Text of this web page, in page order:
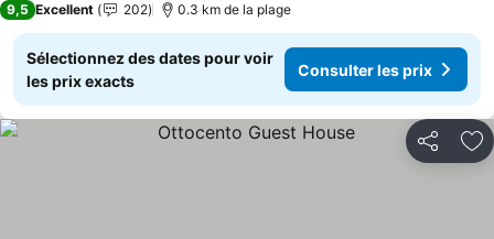
9,5 Excellent 202 0.3 km de la plage
Sélectionnez des dates pour voir
les prix exacts
Consulter les prix
Partager